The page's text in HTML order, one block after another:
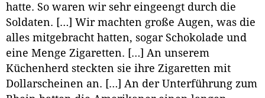
hatte. So waren wir sehr eingeengt durch die
Soldaten. […] Wir machten große Augen, was die
alles mitgebracht hatten, sogar Schokolade und
eine Menge Zigaretten. […] An unserem
Küchenherd steckten sie ihre Zigaretten mit
Dollarscheinen an. […] An der Unterführung zum